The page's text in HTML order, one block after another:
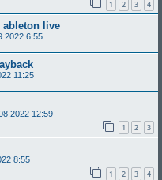
1 2 3 4
live
6:55
11:25
12:59
1 2 3
8:55
1 2 3 4